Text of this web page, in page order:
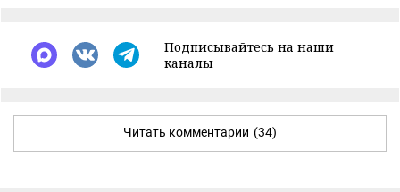
Подписывайтесь на наши
каналы
Читать комментарии (34)